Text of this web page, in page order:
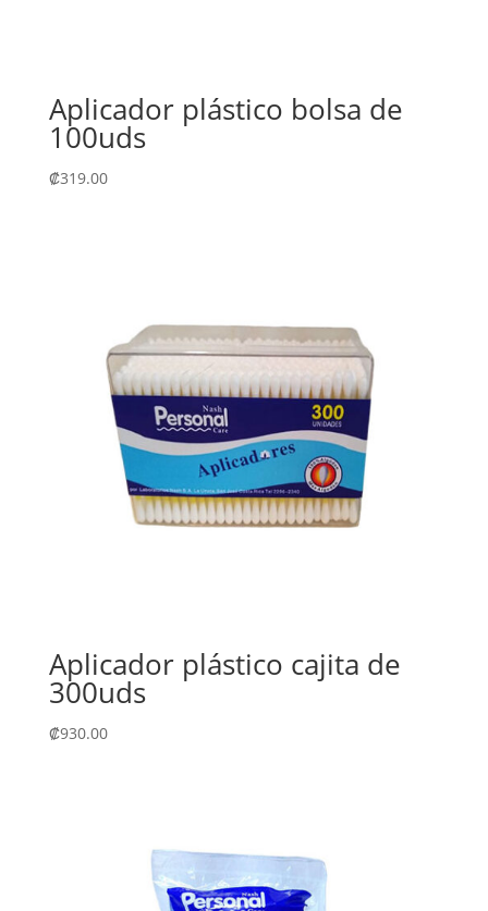
Aplicador plástico bolsa de
100uds
₡319.00
Aplicador plástico cajita de
300uds
₡930.00